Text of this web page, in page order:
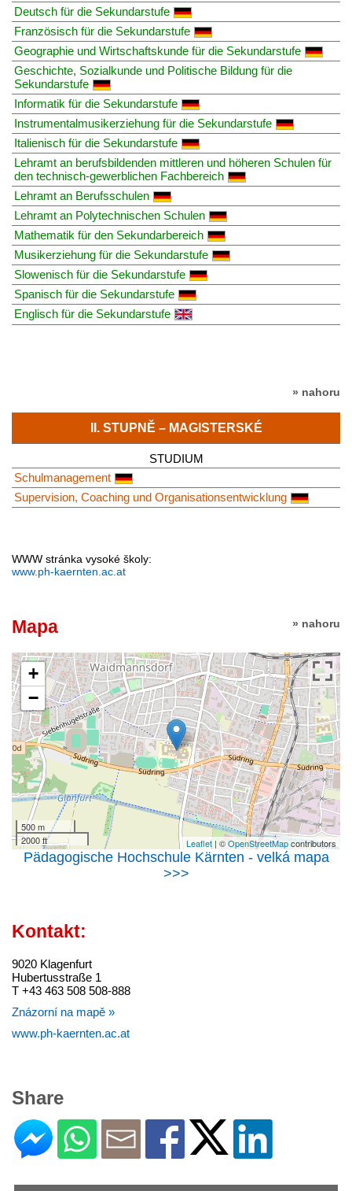
Deutsch für die Sekundarstufe
Französisch für die Sekundarstufe
Geographie und Wirtschaftskunde für die Sekundarstufe
Geschichte, Sozialkunde und Politische Bildung für die
Sekundarstufe
Informatik für die Sekundarstufe
Instrumentalmusikerziehung für die Sekundarstufe
Italienisch für die Sekundarstufe
Lehramt an berufsbildenden mittleren und höheren Schulen für
den technisch-gewerblichen Fachbereich
Lehramt an Berufsschulen
Lehramt an Polytechnischen Schulen
Mathematik für den Sekundarbereich
Musikerziehung für die Sekundarstufe
Slowenisch für die Sekundarstufe
Spanisch für die Sekundarstufe
Englisch für die Sekundarstufe
» nahoru
II. STUPNĚ – MAGISTERSKÉ
STUDIUM
Schulmanagement
Supervision, Coaching und Organisationsentwicklung
WWW stránka vysoké školy:
www.ph-kaernten.ac.at
» nahoru
Mapa
+
−
500 m
2000 ft
Leaflet | ©OpenStreetMapcontributors
Pädagogische Hochschule Kärnten - velká mapa
>>>
Kontakt:
9020 Klagenfurt
Hubertusstraße 1
T +43 463 508 508-888
Znázorní na mapě »
www.ph-kaernten.ac.at
Share